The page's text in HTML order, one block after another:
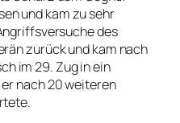
und kam zu sehr
des
zurück und kam nach
im 29. Zug in ein
nach 20 weiteren